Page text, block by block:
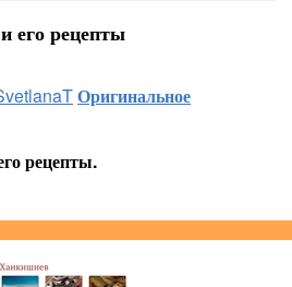
его рецепты
Оригинальное
рецепты.